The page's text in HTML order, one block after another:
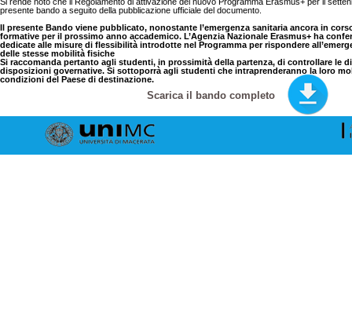
presente bando a seguito della pubblicazione ufficiale del documento.
Il presente Bando viene pubblicato, nonostante l’emergenza sanitaria ancora in
formative per il prossimo anno accademico. L’Agenzia Nazionale Erasmus+ ha
dedicate alle misure di flessibilità introdotte nel Programma per rispondere
delle stesse mobilità fisiche
Si raccomanda pertanto agli studenti, in prossimità della partenza, di controllare
disposizioni governative. Si sottoporrà agli studenti che intraprenderanno la loro
condizioni del Paese di destinazione.
Scarica il bando completo